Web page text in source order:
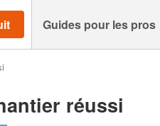
Guides pour les pros
réussi